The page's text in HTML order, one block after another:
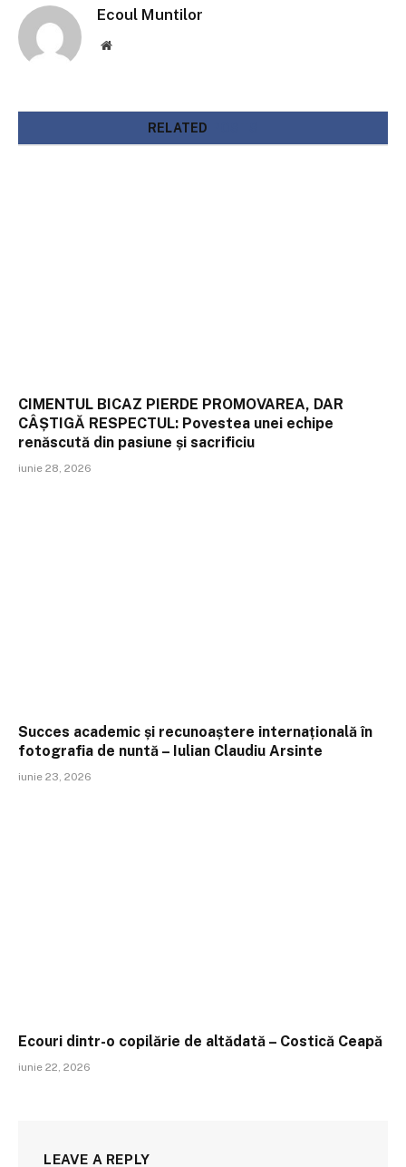
Ecoul Muntilor
Website
RELATED
CIMENTUL BICAZ PIERDE PROMOVAREA, DAR
CÂȘTIGĂ RESPECTUL: Povestea unei echipe
renăscută din pasiune și sacrificiu
iunie 28, 2026
Succes academic și recunoaștere internațională în
fotografia de nuntă – Iulian Claudiu Arsinte
iunie 23, 2026
Ecouri dintr-o copilărie de altădată – Costică Ceapă
iunie 22, 2026
LEAVE A REPLY